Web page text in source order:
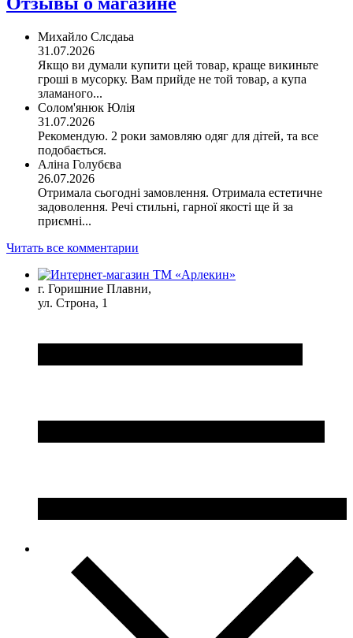
Михайло Слсдаьа
31.07.2026
Якщо ви думали купити цей товар, краще викиньте
гроші в мусорку. Вам прийде не той товар, а купа
зламаного...
Солом'янюк Юлія
31.07.2026
Рекомендую. 2 роки замовляю одяг для дітей, та все
подобається.
Аліна Голубєва
26.07.2026
Отримала сьогодні замовлення. Отримала естетичне
задоволення. Речі стильні, гарної якості ще й за
приємні...
Читать все комментарии
г. Горишние Плавни,
ул. Строна, 1